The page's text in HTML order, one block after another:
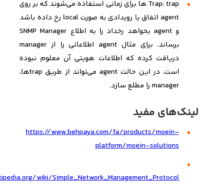
Trap: trap ها برای زمانی استفاده می‌شوند که بر روی
agent اتفاق یا رویدادی به صورت local رخ داده باشد
و agent بخواهد رخداد را به اطلاع SNMP Manager
برساند. برای مثال agent اطلاعاتی را از manager
دریافت کرده که اطلاعات هویتی آن معلوم نبوده
است. در این حالت agent می‌تواند از طریق trapها،
manager را مطلع سازد.
لینک‌­های مفید
https://www.behpaya.com/fa/products/moein-
platform/moein-solutions
wiki/Simple_Network_Management_Protocol